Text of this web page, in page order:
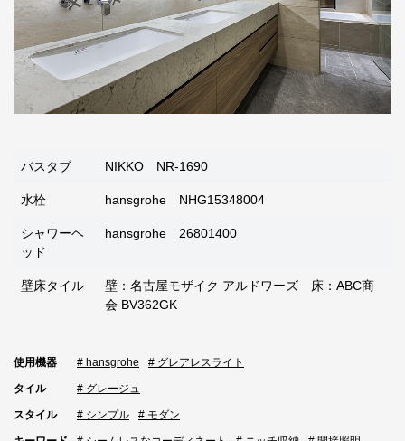
バスタブ NIKKO NR-1690
水栓 hansgrohe NHG15348004
シャワーヘ
ッド
hansgrohe 26801400
壁床タイル
壁：名古屋モザイク アルドワーズ 床：ABC商
会 BV362GK
使用機器 # hansgrohe # グレアレスライト
タイル # グレージュ
スタイル # シンプル # モダン